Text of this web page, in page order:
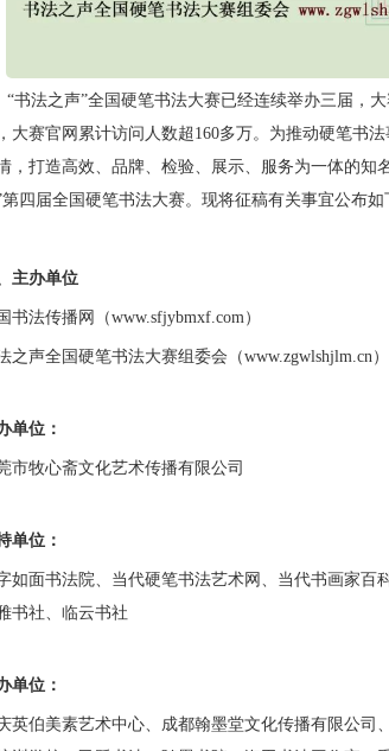
法之声”全国硬笔书法大赛已经连续举办三届，
大赛官网累计访问人数超160多万。为推动硬笔书
，打造高效、品牌、检验、展示、服务为一体的知
第四届全国硬笔书法大赛。现将征稿有关事宜公布如
主办单位
书法传播网（www.sfjybmxf.com）
之声全国硬笔书法大赛组委会（www.zgwlshjlm.cn）
单位：
市牧心斋文化艺术传播有限公司
单位：
如面书法院、当代硬笔书法艺术网、当代书画家百
书社、临云书社
单位：
英伯美素艺术中心、成都翰墨堂文化传播有限公司